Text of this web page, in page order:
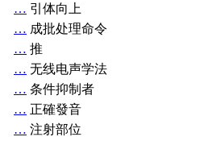
… 引体向上
… 成批处理命令
… 推
… 无线电声学法
… 条件抑制者
… 正確發音
… 注射部位